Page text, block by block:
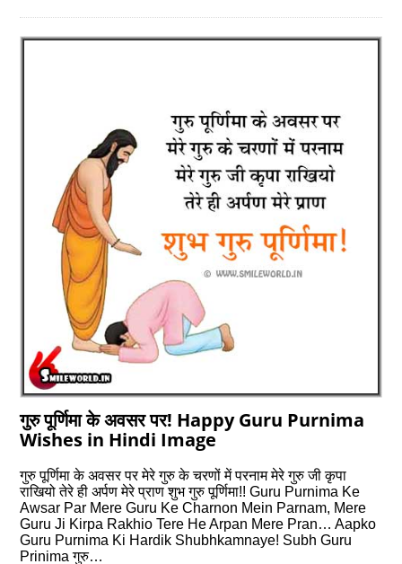
गुरु पूर्णिमा के अवसर पर! Happy Guru Purnima
Wishes in Hindi Image
गुरु पूर्णिमा के अवसर पर मेरे गुरु के चरणों में परनाम मेरे गुरु जी कृपा
राखियो तेरे ही अर्पण मेरे प्राण शुभ गुरु पूर्णिमा!! Guru Purnima Ke
Awsar Par Mere Guru Ke Charnon Mein Parnam, Mere
Guru Ji Kirpa Rakhio Tere He Arpan Mere Pran… Aapko
Guru Purnima Ki Hardik Shubhkamnaye! Subh Guru
Prinima गुरु…